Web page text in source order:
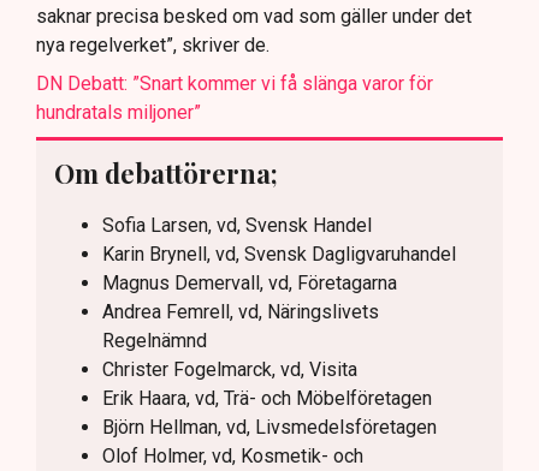
saknar precisa besked om vad som gäller under det
nya regelverket”, skriver de.
DN Debatt: ”Snart kommer vi få slänga varor för
hundratals miljoner”
Om debattörerna;
Sofia Larsen, vd, Svensk Handel
Karin Brynell, vd, Svensk Dagligvaruhandel
Magnus Demervall, vd, Företagarna
Andrea Femrell, vd, Näringslivets
Regelnämnd
Christer Fogelmarck, vd, Visita
Erik Haara, vd, Trä- och Möbelföretagen
Björn Hellman, vd, Livsmedelsföretagen
Olof Holmer, vd, Kosmetik- och